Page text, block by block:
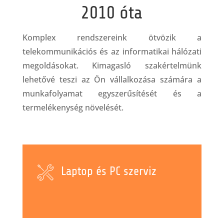
2010 óta
Komplex rendszereink ötvözik a
telekommunikációs és az informatikai hálózati
megoldásokat. Kimagasló szakértelmünk
lehetővé teszi az Ön vállalkozása számára a
munkafolyamat egyszerűsítését és a
termelékenység növelését.
Laptop és PC szerviz